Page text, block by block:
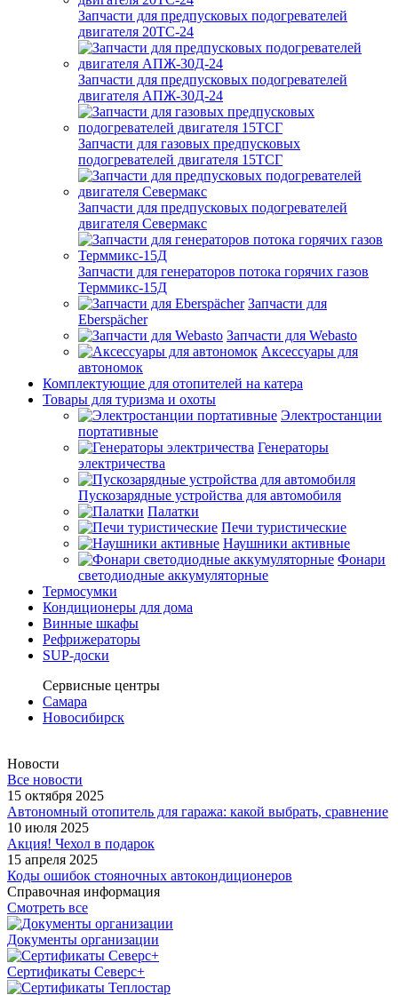
Запчасти для предпусковых подогревателей
двигателя 20ТС-24
Запчасти для предпусковых подогревателей
двигателя АПЖ-30Д-24
Запчасти для газовых предпусковых
подогревателей двигателя 15ТСГ
Запчасти для предпусковых подогревателей
двигателя Севермакс
Запчасти для генераторов потока горячих газов
Терммикс-15Д
Запчасти для
Eberspächer
Запчасти для Webasto
Аксессуары для
автономок
Комплектующие для отопителей на катера
Товары для туризма и охоты
Электростанции
портативные
Генераторы
электричества
Пускозарядные устройства для автомобиля
Палатки
Печи туристические
Наушники активные
Фонари
светодиодные аккумуляторные
Термосумки
Кондиционеры для дома
Винные шкафы
Рефрижераторы
SUP-доски
Сервисные центры
Самара
Новосибирск
Новости
Все новости
15 октября 2025
Автономный отопитель для гаража: какой выбрать, сравнение
10 июля 2025
Акция! Чехол в подарок
15 апреля 2025
Коды ошибок стояночных автокондиционеров
Справочная информация
Смотреть все
Документы организации
Сертификаты Северс+